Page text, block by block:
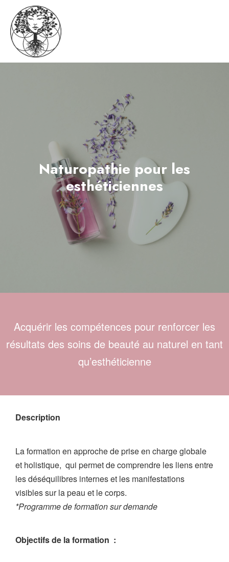
Naturopathie pour les
esthéticiennes
Acquérir les compétences pour renforcer les
résultats des soins de beauté au naturel en tant
qu’esthéticienne
Description
La formation en approche de prise en charge globale
et holistique, qui permet de comprendre les liens entre
les déséquilibres internes et les manifestations
visibles sur la peau et le corps.
*Programme de formation sur demande
Objectifs de la formation :